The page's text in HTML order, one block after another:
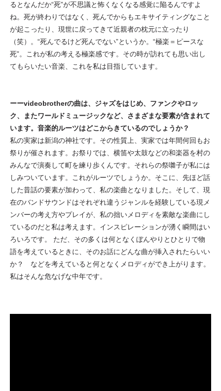
るとなんだか“死”が不思議と怖くなくなる感覚に陥るんですよ
ね。死が終わりではなく、死んでからもエキサイティングなこと
が起こったり、現世に戻ってきて近親者の枕元に立ったり
（笑）。“死んでるけど死んでない”というか。“極楽＝ピースな
死”。これが私の考える極楽感です。その時が訪れても思い出し
てもらいたい音楽、これを私は目指しています。
ーーvideobrotherの曲は、ジャズをはじめ、ファンクやロッ
ク、またワールドミュージックなど、さまざまな要素が含まれて
います。音楽的ルーツはどこからきているのでしょうか？
私の実家は新潟の神社です。その性質上、実家では年間何回もお
祭りが催されます。お祭りでは、横笛や太鼓などの和楽器を村の
みんなで演奏して町を練り歩くんです。それらの祭囃子が私には
しみついています。これがルーツでしょうか。そこに、先ほど話
した昔話の要素が加わって、私の楽曲となりました。そして、現
在のバンドサウンドはそれぞれ違うジャンルを経験している現メ
ンバーの考え方やプレイが、私の拙いメロディを素敵な楽曲にし
ているのだと私は考えます。インスピレーションが湧く瞬間はい
ろいろです。 ただ、その多くは何となくぼんやりとひとりで物
語を考えているときに、そのお話にどんな曲が挿入されたらいい
か？ などを考えていると何となくメロディができ上がります。
私はそんな危なげな中年です。